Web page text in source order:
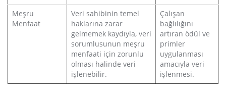
Meşru
Menfaat
Veri sahibinin temel
haklarına zarar
gelmemek kaydıyla, veri
sorumlusunun meşru
menfaati için zorunlu
olması halinde veri
işlenebilir.
Çalışan
bağlılığını
artıran ödül ve
primler
uygulanması
amacıyla veri
işlenmesi.